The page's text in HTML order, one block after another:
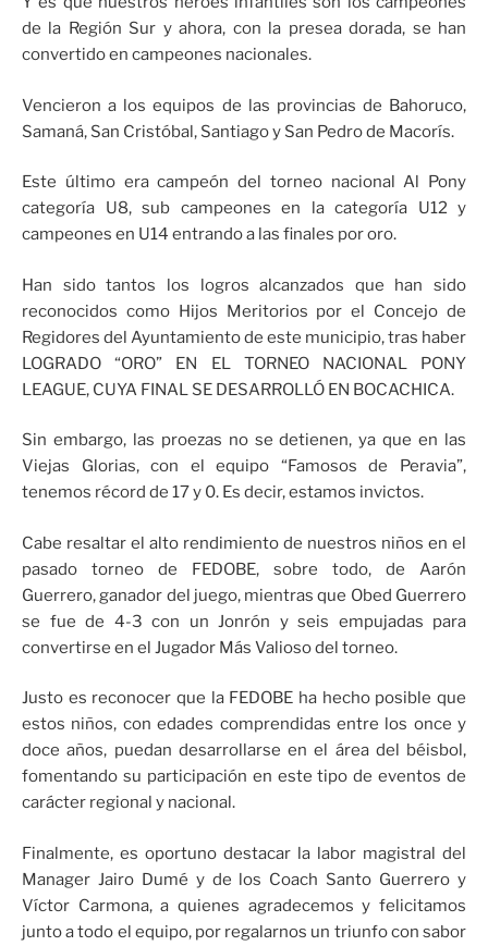
de la Región Sur y ahora, con la presea dorada, se han
convertido en campeones nacionales.
Vencieron a los equipos de las provincias de Bahoruco,
Samaná, San Cristóbal, Santiago y San Pedro de Macorís.
Este último era campeón del torneo nacional Al Pony
categoría U8, sub campeones en la categoría U12 y
campeones en U14 entrando a las finales por oro.
Han sido tantos los logros alcanzados que han sido
reconocidos como Hijos Meritorios por el Concejo de
Regidores del Ayuntamiento de este municipio, tras haber
LOGRADO “ORO” EN EL TORNEO NACIONAL PONY
LEAGUE, CUYA FINAL SE DESARROLLÓ EN BOCACHICA.
Sin embargo, las proezas no se detienen, ya que en las
Viejas Glorias, con el equipo “Famosos de Peravia”,
tenemos récord de 17 y 0. Es decir, estamos invictos.
Cabe resaltar el alto rendimiento de nuestros niños en el
pasado torneo de FEDOBE, sobre todo, de Aarón
Guerrero, ganador del juego, mientras que Obed Guerrero
se fue de 4-3 con un Jonrón y seis empujadas para
convertirse en el Jugador Más Valioso del torneo.
Justo es reconocer que la FEDOBE ha hecho posible que
estos niños, con edades comprendidas entre los once y
doce años, puedan desarrollarse en el área del béisbol,
fomentando su participación en este tipo de eventos de
carácter regional y nacional.
Finalmente, es oportuno destacar la labor magistral del
Manager Jairo Dumé y de los Coach Santo Guerrero y
Víctor Carmona, a quienes agradecemos y felicitamos
junto a todo el equipo, por regalarnos un triunfo con sabor